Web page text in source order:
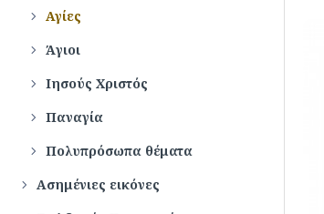
Αγίες
Άγιοι
Ιησούς Χριστός
Παναγία
Πολυπρόσωπα θέματα
Ασημένιες εικόνες